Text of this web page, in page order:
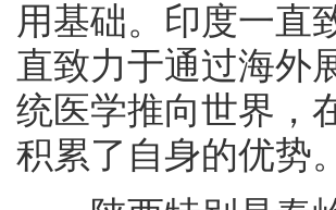
用基础。印度一直
直致力于通过海外
统医学推向世界，
积累了自身的优势。